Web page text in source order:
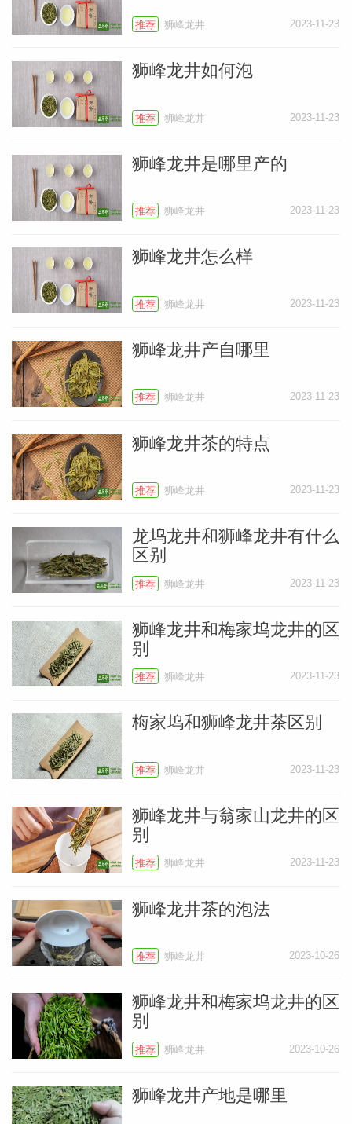
叶
小
常
地图
推荐 狮峰龙井 2023-11-23
狮峰龙井如何泡
推荐 狮峰龙井 2023-11-23
狮峰龙井是哪里产的
推荐 狮峰龙井 2023-11-23
狮峰龙井怎么样
推荐 狮峰龙井 2023-11-23
狮峰龙井产自哪里
推荐 狮峰龙井 2023-11-23
狮峰龙井茶的特点
推荐 狮峰龙井 2023-11-23
龙坞龙井和狮峰龙井有什么
区别
推荐 狮峰龙井 2023-11-23
狮峰龙井和梅家坞龙井的区
别
推荐 狮峰龙井 2023-11-23
梅家坞和狮峰龙井茶区别
推荐 狮峰龙井 2023-11-23
狮峰龙井与翁家山龙井的区
别
推荐 狮峰龙井 2023-11-23
狮峰龙井茶的泡法
推荐 狮峰龙井 2023-10-26
狮峰龙井和梅家坞龙井的区
别
推荐 狮峰龙井 2023-10-26
狮峰龙井产地是哪里